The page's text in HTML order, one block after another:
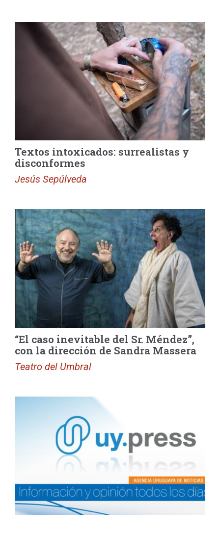
Textos intoxicados: surrealistas y
disconformes
Jesús Sepúlveda
“El caso inevitable del Sr. Méndez”,
con la dirección de Sandra Massera
Teatro del Umbral